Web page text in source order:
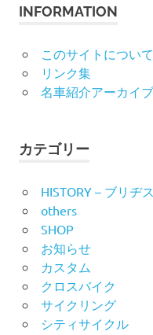
INFORMATION
このサイトについて
リンク集
名車紹介アーカイブ
カテゴリー
HISTORY – ブリヂ
others
SHOP
お知らせ
カスタム
クロスバイク
サイクリング
シティサイクル